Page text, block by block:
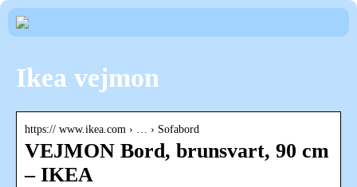
Ikea vejmon
https:// www.ikea.com › … › Sofabord
VEJMON Bord, brunsvart, 90 cm
– IKEA